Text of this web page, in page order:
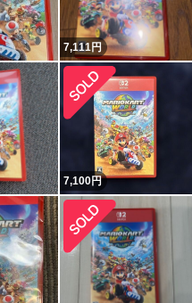
7,111円
7,100円